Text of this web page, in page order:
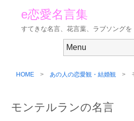
e恋愛名言集
すてきな名言、花言葉、ラブソングを
HOME > あの人の恋愛観・結婚観 > モ
モンテルランの名言